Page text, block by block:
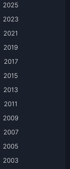
2025
2023
2021
2019
2017
2015
2013
2011
2009
2007
2005
2003